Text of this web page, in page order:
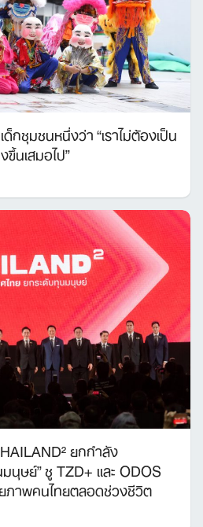
ด็กชุมชนหนึ่งว่า “เราไม่ต้องเป็น
นเสมอไป”
ยกกำลัง
นุษย์” ชู TZD+ และ ODOS
าพคนไทยตลอดช่วงชีวิต